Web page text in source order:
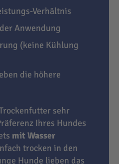
Verhältnis
Anwendung
(keine Kühlung
die höhere
sehr
Ihres Hundes
mit Wasser
trocken in den
Hunde lieben das